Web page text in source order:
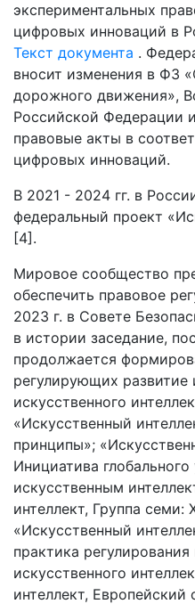
экспериментальных
цифровых инноваций в
Текст документа .
вносит изменения в ФЗ
дорожного движения»,
Российской Федерации
правовые акты в
цифровых инноваций.
В 2021 - 2024 гг. в
федеральный проект
[4].
Мировое сообщество
обеспечить правовое
2023 г. в Совете
в истории заседание,
продолжается
регулирующих развитие
искусственного
«Искусственный
принципы»;
Инициатива глобального
искусственным
интеллект, Группа
«Искусственный
практика
искусственного
интеллект,